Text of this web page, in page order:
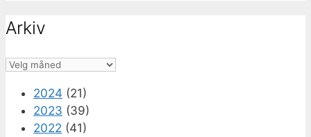
Arkiv
Arkiv
2024 (21)
2023 (39)
2022 (41)